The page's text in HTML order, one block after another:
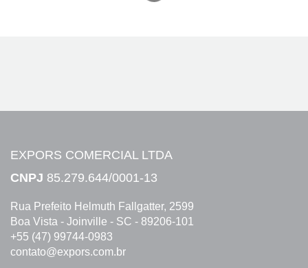
EXPORS COMERCIAL LTDA
CNPJ 85.279.644/0001-13
Rua Prefeito Helmuth Fallgatter, 2599
Boa Vista - Joinville - SC - 89206-101
+55 (47) 99744-0983
contato@expors.com.br